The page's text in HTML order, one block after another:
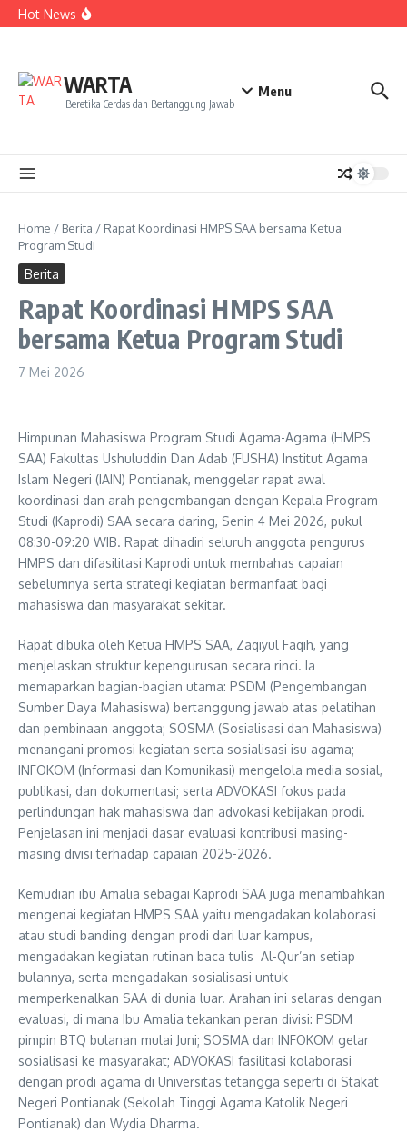
Lewati ke konten
Hot News
ke NCC 4 Bali
Sukseskan Kerja Bakti di Anjungan Melancar
WARTA
Beretika Cerdas dan Bertanggung Jawab
Menu
Home / Berita / Rapat Koordinasi HMPS SAA bersama Ketua
Program Studi
Berita
Rapat Koordinasi HMPS SAA
bersama Ketua Program Studi
7 Mei 2026
Himpunan Mahasiswa Program Studi Agama-Agama (HMPS
SAA) Fakultas Ushuluddin Dan Adab (FUSHA) Institut Agama
Islam Negeri (IAIN) Pontianak, menggelar rapat awal
koordinasi dan arah pengembangan dengan Kepala Program
Studi (Kaprodi) SAA secara daring, Senin 4 Mei 2026, pukul
08:30-09:20 WIB. Rapat dihadiri seluruh anggota pengurus
HMPS dan difasilitasi Kaprodi untuk membahas capaian
sebelumnya serta strategi kegiatan bermanfaat bagi
mahasiswa dan masyarakat sekitar.
Rapat dibuka oleh Ketua HMPS SAA, Zaqiyul Faqih, yang
menjelaskan struktur kepengurusan secara rinci. Ia
memaparkan bagian-bagian utama: PSDM (Pengembangan
Sumber Daya Mahasiswa) bertanggung jawab atas pelatihan
dan pembinaan anggota; SOSMA (Sosialisasi dan Mahasiswa)
menangani promosi kegiatan serta sosialisasi isu agama;
INFOKOM (Informasi dan Komunikasi) mengelola media sosial,
publikasi, dan dokumentasi; serta ADVOKASI fokus pada
perlindungan hak mahasiswa dan advokasi kebijakan prodi.
Penjelasan ini menjadi dasar evaluasi kontribusi masing-
masing divisi terhadap capaian 2025-2026.
Kemudian ibu Amalia sebagai Kaprodi SAA juga menambahkan
mengenai kegiatan HMPS SAA yaitu mengadakan kolaborasi
atau studi banding dengan prodi dari luar kampus,
mengadakan kegiatan rutinan baca tulis Al-Qur’an setiap
bulannya, serta mengadakan sosialisasi untuk
memperkenalkan SAA di dunia luar. Arahan ini selaras dengan
evaluasi, di mana Ibu Amalia tekankan peran divisi: PSDM
pimpin BTQ bulanan mulai Juni; SOSMA dan INFOKOM gelar
sosialisasi ke masyarakat; ADVOKASI fasilitasi kolaborasi
dengan prodi agama di Universitas tetangga seperti di Stakat
Negeri Pontianak (Sekolah Tinggi Agama Katolik Negeri
Pontianak) dan Wydia Dharma.